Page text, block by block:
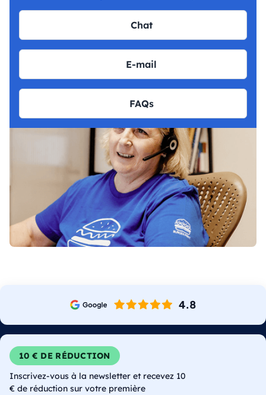
Chat
E-mail
FAQs
10 € DE RÉDUCTION
Inscrivez-vous à la newsletter et recevez 10
€ de réduction sur votre première